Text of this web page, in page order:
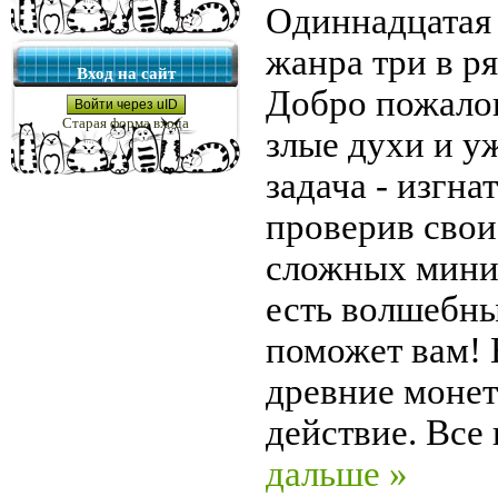
Вход на сайт
Войти через uID
Старая форма входа
Одиннадцатая
жанра три в
Добро
злые духи и
задача -
проверив
сложных
есть
поможет вам!
древние
действие.
дальше »